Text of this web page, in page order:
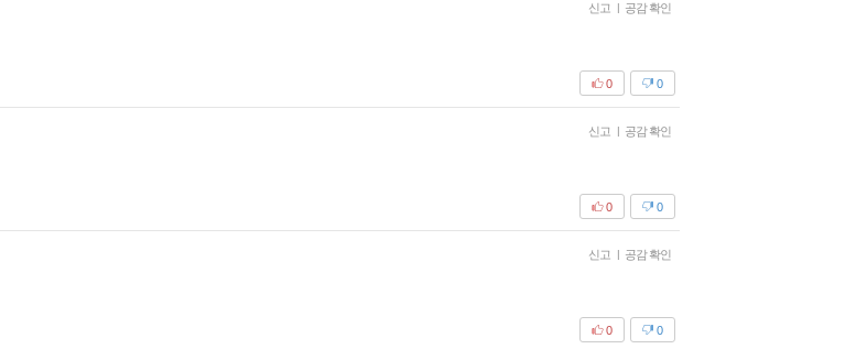
신고 | 공감 확인
0
0
신고 | 공감 확인
0
0
신고 | 공감 확인
0
0